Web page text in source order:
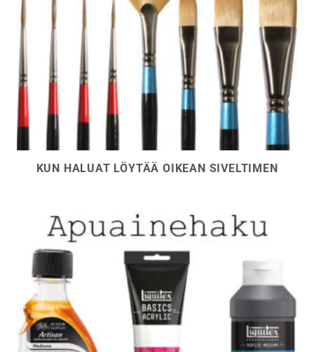
KUN HALUAT LÖYTÄÄ OIKEAN SIVELTIMEN